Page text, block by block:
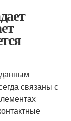
связаны с